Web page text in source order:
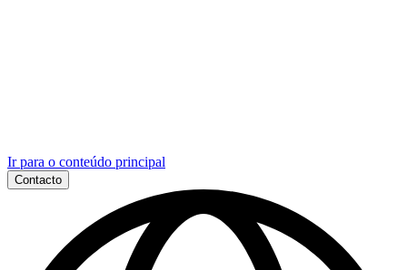
Ir para o conteúdo principal
Contacto